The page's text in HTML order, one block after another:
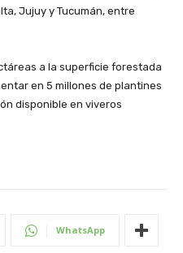
Jujuy y Tucumán, entre
a la superficie forestada
en 5 millones de plantines
disponible en viveros
WhatsApp